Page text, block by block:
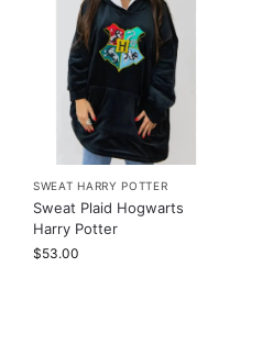
SWEAT HARRY POTTER
Sweat Plaid Hogwarts
Harry Potter
$53.00